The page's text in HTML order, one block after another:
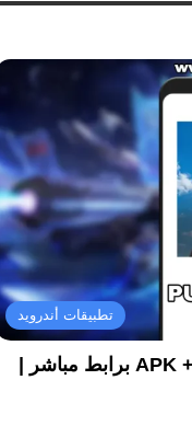
تطبيقات أندرويد
تحميل تحديث ببجي موبايل 4.2 APK + OBB برابط مباشر |